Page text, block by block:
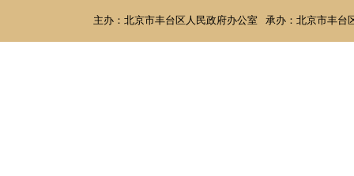
主办：北京市丰台区人民政府办公室 承办：北京市丰